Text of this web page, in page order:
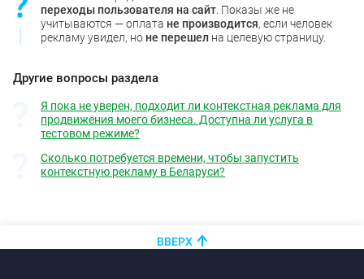
переходы пользователя на сайт . Показы же не
учитываются — оплата не производится, если человек
рекламу увидел, но не перешел на целевую страницу.
Другие вопросы раздела
Я пока не уверен, подходит ли контекстная реклама для
продвижения моего бизнеса. Доступна ли услуга в
тестовом режиме?
Сколько потребуется времени, чтобы запустить
контекстную рекламу в Беларуси?
ВВЕРХ